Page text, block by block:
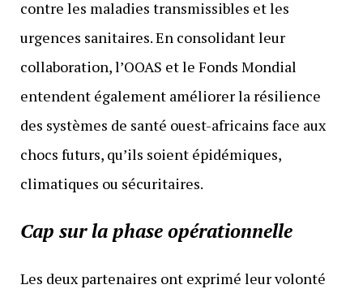
contre les maladies transmissibles et les
urgences sanitaires. En consolidant leur
collaboration, l’OOAS et le Fonds Mondial
entendent également améliorer la résilience
des systèmes de santé ouest-africains face aux
chocs futurs, qu’ils soient épidémiques,
climatiques ou sécuritaires.
Cap sur la phase opérationnelle
Les deux partenaires ont exprimé leur volonté